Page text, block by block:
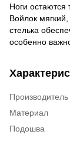
Ноги
Войлок
стелька
особенно
Производитель
Материал
Подошва